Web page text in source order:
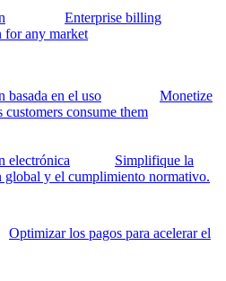
Enterprise billing
for any market
basada en el uso
Monetize
customers consume them
electrónica
Simplifique la
global y el cumplimiento normativo.
Optimizar los pagos para acelerar el